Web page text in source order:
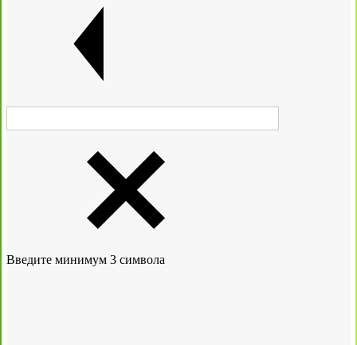
Введите минимум 3 символа